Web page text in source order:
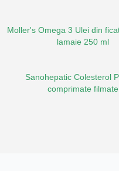
Moller's Omega 3 Ulei din
lamaie 250 ml
Sanohepatic Colesterol
comprimate filmate